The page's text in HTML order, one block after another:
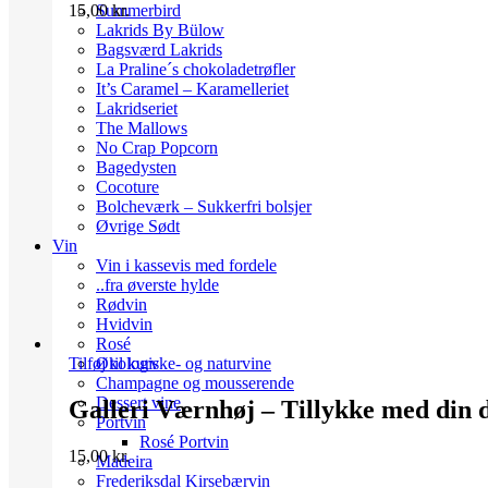
Summerbird
Lakrids By Bülow
Bagsværd Lakrids
La Praline´s chokoladetrøfler
It’s Caramel – Karamelleriet
Lakridseriet
The Mallows
No Crap Popcorn
Bagedysten
Cocoture
Bolcheværk – Sukkerfri bolsjer
Øvrige Sødt
Vin
Vin i kassevis med fordele
..fra øverste hylde
Rødvin
Hvidvin
Rosé
Økologiske- og naturvine
Champagne og mousserende
Dessert vine
Portvin
Rosé Portvin
Madeira
Frederiksdal Kirsebærvin
15,00kr.
Tilføj til kurv
Galleri Værnhøj – Tillykke med din
15,00kr.